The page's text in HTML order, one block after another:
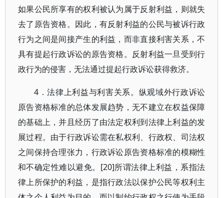
如果公民所享有的权利被认为属于反射利益，则就失
去了原告资格。因此，有反射利益的公民与被诉行政
行为之间是间接产生的利益，而非直接利害关系，不
具有提起行政诉讼的原告资格。反射利益一旦受到行
政行为的侵害，无法通过提起行政诉讼获得救济。
4．法律上利益与利害关系。纵观域外行政诉讼
原告资格标准的总体发展趋势，无不建立在权益保障
的基础上，并且经历了由法定权利到法律上利益的发
展过程。由于行政诉讼需在私权利、行政权、司法权
之间保持合理张力，行政诉讼原告资格标准的模糊性
和不确定性难以避免。[20]所谓法律上利益，系指法
律上所保护的利益，是指行政法以保护公民等权利主